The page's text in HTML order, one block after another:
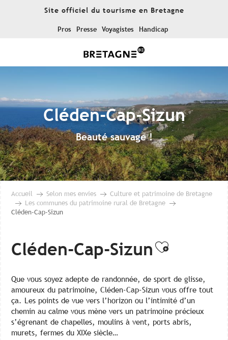
Site officiel du tourisme en Bretagne
Pros Presse Voyagistes Handicap
Cléden-Cap-Sizun
Beauté sauvage !
Accueil Selon mes envies
Culture et patrimoine de Bretagne
Les communes du patrimoine rural de Bretagne
Cléden-Cap-Sizun
Cléden-Cap-SizunAjouter
Que vous soyez adepte de randonnée, de sport de glisse,
amoureux du patrimoine, Cléden-Cap-Sizun vous offre tout
ça. Les points de vue vers l’horizon ou l’intimité d’un
chemin au calme vous mène vers un patrimoine précieux
s’égrenant de chapelles, moulins à vent, ports abris,
murets, fermes du XIXe siècle…